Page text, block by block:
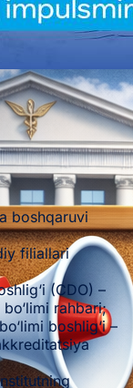
boshqaruvi
filiallari
(CDO) –
rahbari;
boshlig‘i –